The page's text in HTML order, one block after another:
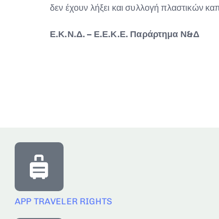
δεν έχουν λήξει και συλλογή πλαστικών
Ε.Κ.Ν.Δ. – Ε.Ε.Κ.Ε. Παράρτημα Ν&Δ
APP TRAVELER RIGHTS